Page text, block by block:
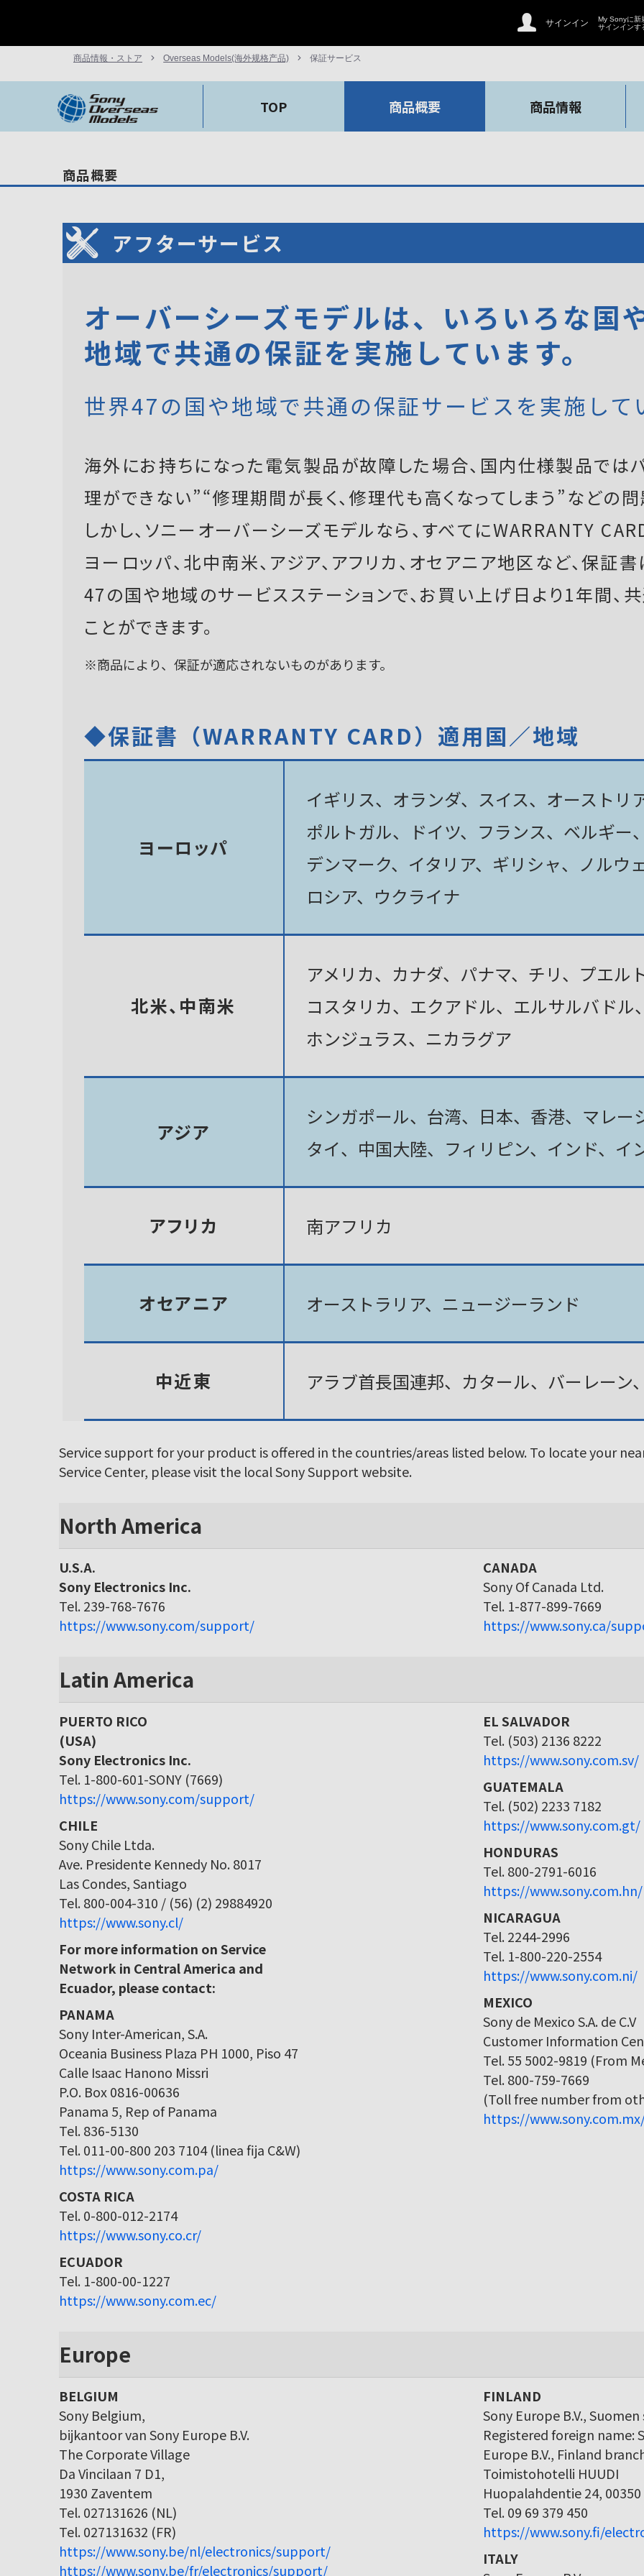
サインイン
My Sonyに新
サインインす
商品情報・ストア Overseas Models(海外规格产品) 保証サービス
TOP 商品概要 商品情報
商品概要
アフターサービス
オーバーシーズモデルは、いろいろな国
地域で共通の保証を実施しています。
世界47の国や地域で共通の保証サービスを実施して
海外にお持ちになった電気製品が故障した場合、国内仕様製品では
理ができない”“修理期間が長く、修理代も高くなってしまう”などの問
しかし、ソニーオーバーシーズモデルなら、すべてにWARRANTY
ヨーロッパ、北中南米、アジア、アフリカ、オセアニア地区など、保
47の国や地域のサービスステーションで、お買い上げ日より1年間、
ことができます。
※商品により、保証が適応されないものがあります。
◆保証書（WARRANTY CARD）適用国／地域
ヨーロッパ
イギリス、オランダ、スイス、オーストリ
ポルトガル、ドイツ、フランス、ベルギー
デンマーク、イタリア、ギリシャ、ノルウ
ロシア、ウクライナ
北米、中南米
アメリカ、カナダ、パナマ、チリ、プエル
コスタリカ、エクアドル、エルサルバドル
ホンジュラス、ニカラグア
アジア
シンガポール、台湾、日本、香港、マレー
タイ、中国大陸、フィリピン、インド、イ
アフリカ 南アフリカ
オセアニア オーストラリア、ニュージーランド
中近東 アラブ首長国連邦、カタール、バーレーン
Service support for your product is offered in the countries/areas listed below. To locate your
Service Center, please visit the local Sony Support website.
North America
U.S.A.
Sony Electronics Inc.
Tel. 239-768-7676
https://www.sony.com/support/
CANADA
Sony Of Canada Ltd.
Tel. 1-877-899-7669
https://www.sony.ca/
Latin America
PUERTO RICO
(USA)
Sony Electronics Inc.
Tel. 1-800-601-SONY (7669)
https://www.sony.com/support/
CHILE
Sony Chile Ltda.
Ave. Presidente Kennedy No. 8017
Las Condes, Santiago
Tel. 800-004-310 / (56) (2) 29884920
https://www.sony.cl/
For more information on Service
Network in Central America and
Ecuador, please contact:
PANAMA
Sony Inter-American, S.A.
Oceania Business Plaza PH 1000, Piso 47
Calle Isaac Hanono Missri
P.O. Box 0816-00636
Panama 5, Rep of Panama
Tel. 836-5130
Tel. 011-00-800 203 7104 (linea fija C&W)
https://www.sony.com.pa/
COSTA RICA
Tel. 0-800-012-2174
https://www.sony.co.cr/
ECUADOR
Tel. 1-800-00-1227
https://www.sony.com.ec/
EL SALVADOR
Tel. (503) 2136 8222
https://www.sony.com.sv/
GUATEMALA
Tel. (502) 2233 7182
https://www.sony.com.gt/
HONDURAS
Tel. 800-2791-6016
https://www.sony.com.hn/
NICARAGUA
Tel. 2244-2996
Tel. 1-800-220-2554
https://www.sony.com.ni/
MEXICO
Sony de Mexico S.A. de C.V
Customer Information
Tel. 55 5002-9819 (From
Tel. 800-759-7669
(Toll free number from
https://
Europe
BELGIUM
Sony Belgium,
bijkantoor van Sony Europe B.V.
The Corporate Village
Da Vincilaan 7 D1,
1930 Zaventem
Tel. 027131626 (NL)
Tel. 027131632 (FR)
https://www.sony.be/nl/electronics/support/
https://www.sony.be/fr/electronics/support/
FINLAND
Sony Europe B.V.,
Registered foreign name:
Europe B.V., Finland
Toimistohotelli HUUDI
Huopalahdentie 24,
Tel. 09 69 379 450
https://www.sony.fi/
ITALY